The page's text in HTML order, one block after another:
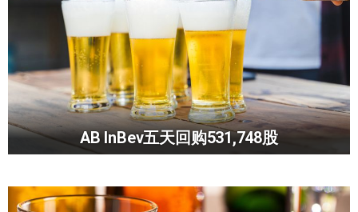
AB InBev五天回购531,748股